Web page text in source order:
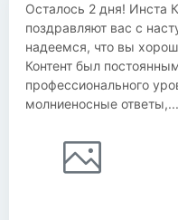
Осталось 2 дня! Инста
поздравляют вас с
надеемся, что вы
Контент был
профессионального
молниеносные ответы,...